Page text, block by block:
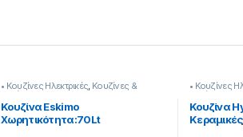
• Κουζίνες Ηλεκτρικές, Κουζίνες &
Φούρνοι
Κουζίνα Eskimo
Χωρητικότητα:70Lt
• Κουζίνες
Φούρνοι
Κουζίνα